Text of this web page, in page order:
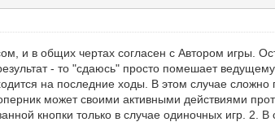
и в общих чертах согласен с Автором игры.
- то "сдаюсь" просто помешает
на последние ходы. В этом случае сложно
может своими активными действиями
кнопки только в случае одиночных игр. 2.